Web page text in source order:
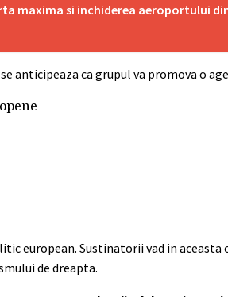
maxima si inchiderea aeroportului
ca grupul va promova o
european. Sustinatorii vad in aceasta
de dreapta.